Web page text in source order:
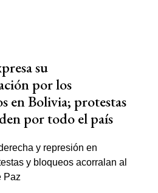
su
por los
en Bolivia; protestas
por todo el país